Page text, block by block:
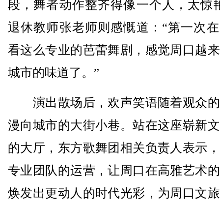
段，舞者动作整齐得像一个人，太惊
退休教师张老师则感慨道：“第一次
看这么专业的芭蕾舞剧，感觉周口越
城市的味道了。”
演出散场后，欢声笑语随着观众
漫向城市的大街小巷。站在这座崭新
的大厅，东方歌舞团相关负责人表示
专业团队的运营，让周口在高雅艺术
焕发出更动人的时代光彩，为周口文